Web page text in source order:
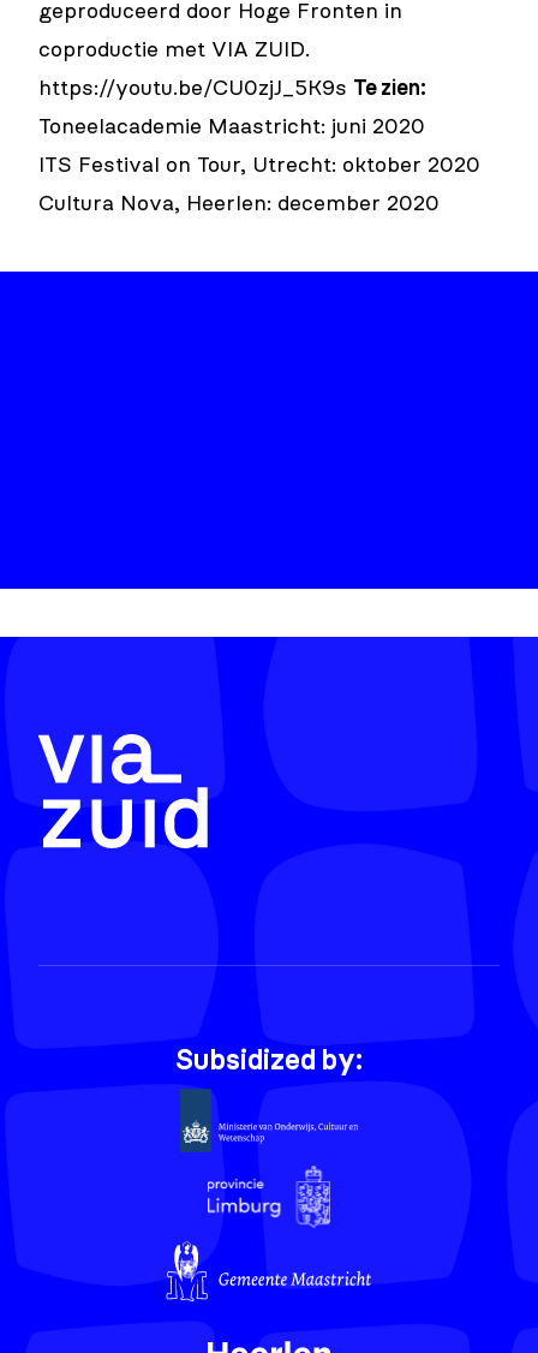
geproduceerd door Hoge Fronten in
coproductie met VIA ZUID.
https://youtu.be/CU0zjJ_5K9s Te zien:
Toneelacademie Maastricht: juni 2020
ITS Festival on Tour, Utrecht: oktober 2020
Cultura Nova, Heerlen: december 2020
Subsidized by: